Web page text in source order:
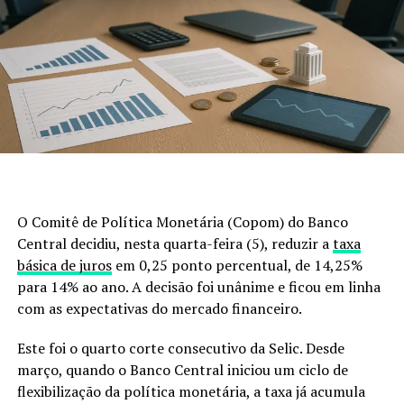
presentes no Brasil, basta observar o que acontece em
outros países para entender que prevenir custa muito
menos do que remediar.
A legislação não é o problema
Existe uma ideia equivocada de que a lei impede o
A legislação brasileira autoriza o manejo e o controle
populacional, desde que sejam obedecidas regras
técnicas e ambientais.
Então, por que a população continua aumentando?
Porque o modelo adotado simplesmente não está
conseguindo acompanhar a velocidade de reprodução e
O Comitê de Política Monetária (Copom) do Banco
Central decidiu, nesta quarta-feira (5), reduzir ataxa
básica de jurosem 0,25 ponto percentual, de 14,25%
para 14% ao ano. A decisão foi unânime e ficou em linha
com as expectativas do mercado financeiro.
Este foi o quarto corte consecutivo da Selic. Desde
março, quando o Banco Central iniciou um ciclo de
flexibilização da política monetária, a taxa já acumula